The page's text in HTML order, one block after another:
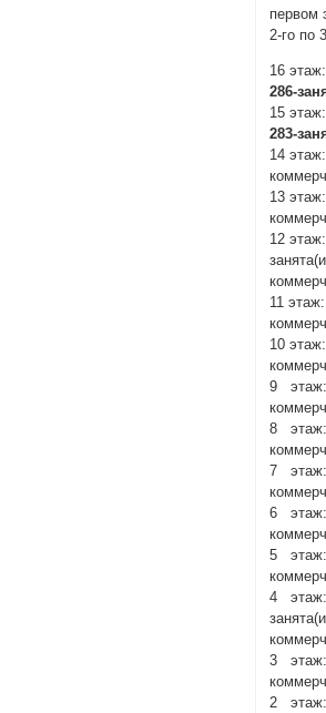
первом
2-го по
16
286-
15
283-
14
13
12
11
10
9 этаж:
8 этаж:
7 этаж:
6 этаж:
5 этаж:
4 этаж:
3 этаж:
2